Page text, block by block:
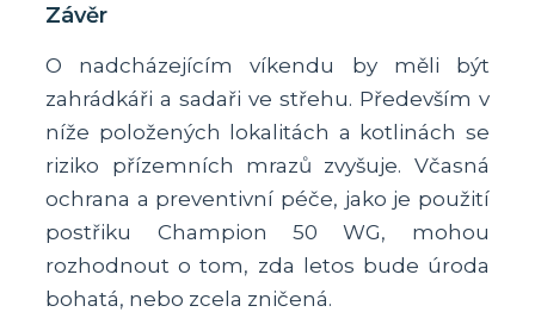
Závěr
O nadcházejícím víkendu by měli být
zahrádkáři a sadaři ve střehu. Především v
níže položených lokalitách a kotlinách se
riziko přízemních mrazů zvyšuje. Včasná
ochrana a preventivní péče, jako je použití
postřiku Champion 50 WG, mohou
rozhodnout o tom, zda letos bude úroda
bohatá, nebo zcela zničená.